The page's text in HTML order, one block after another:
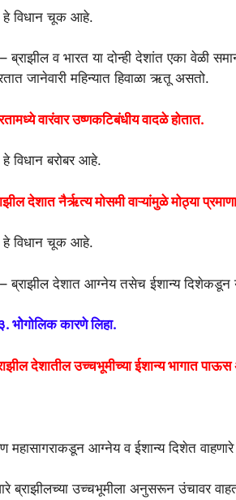
हे विधान चूक आहे.
ब्राझील व भारत या दोन्ही देशांत एका वेळी
जानेवारी महिन्यात हिवाळा ऋतू असतो.
वारंवार उष्णकटिबंधीय वादळे होतात.
हे विधान बरोबर आहे.
देशात नैर्ऋत्य मोसमी वाऱ्यांमुळे मोठ्या
हे विधान चूक आहे.
ब्राझील देशात आग्नेय तसेच ईशान्य दिशेकडून
भोेगोलिक कारणे लिहा.
देशातील उच्चभूमीच्या ईशान्य भागात
महासागराकडून आग्नेय व ईशान्य दिशेत वाहणारे
ब्राझीलच्या उच्चभूमीला अनुसरून उंचावर